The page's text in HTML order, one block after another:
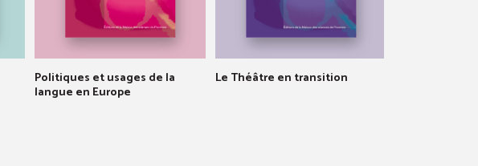
Politiques et usages de la
langue en Europe
Le Théâtre en transition